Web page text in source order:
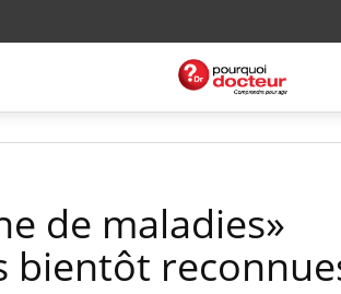
de maladies»
bientôt